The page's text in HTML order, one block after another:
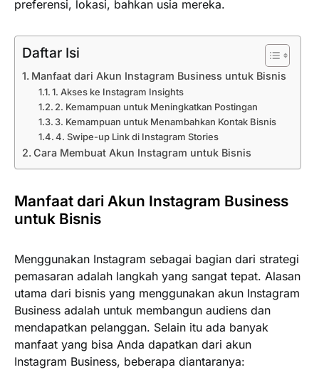
preferensi, lokasi, bahkan usia mereka.
Daftar Isi
Manfaat dari Akun Instagram Business untuk Bisnis
1. Akses ke Instagram Insights
2. Kemampuan untuk Meningkatkan Postingan
3. Kemampuan untuk Menambahkan Kontak Bisnis
4. Swipe-up Link di Instagram Stories
Cara Membuat Akun Instagram untuk Bisnis
Manfaat dari Akun Instagram Business
untuk Bisnis
Menggunakan Instagram sebagai bagian dari strategi
pemasaran adalah langkah yang sangat tepat. Alasan
utama dari bisnis yang menggunakan akun Instagram
Business adalah untuk membangun audiens dan
mendapatkan pelanggan. Selain itu ada banyak
manfaat yang bisa Anda dapatkan dari akun
Instagram Business, beberapa diantaranya: